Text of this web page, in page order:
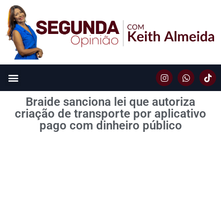
Braide sanciona lei que autoriza
criação de transporte por aplicativo
pago com dinheiro público